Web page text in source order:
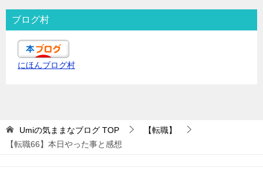
ブログ村
にほんブログ村
Umiの気ままなブログ TOP
【転職】
【転職66】本日やった事と感想